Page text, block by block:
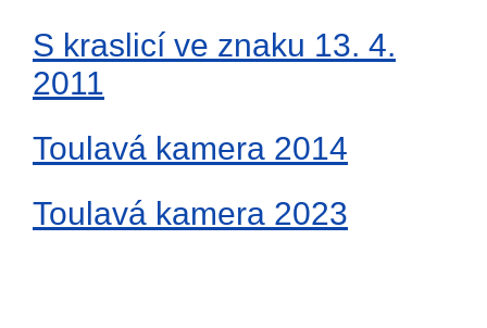
S kraslicí ve znaku 13. 4.
2011
Toulavá kamera 2014
Toulavá kamera 2023